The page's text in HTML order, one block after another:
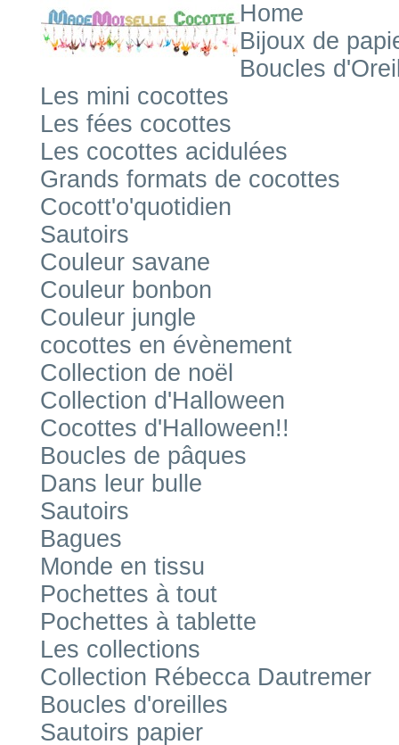
Home
Bijoux de
Boucles
Les mini cocottes
Les fées cocottes
Les cocottes acidulées
Grands formats de cocottes
Cocott'o'quotidien
Sautoirs
Couleur savane
Couleur bonbon
Couleur jungle
cocottes en évènement
Collection de noël
Collection d'Halloween
Cocottes d'Halloween!!
Boucles de pâques
Dans leur bulle
Sautoirs
Bagues
Monde en tissu
Pochettes à tout
Pochettes à tablette
Les collections
Collection Rébecca Dautremer
Boucles d'oreilles
Sautoirs papier